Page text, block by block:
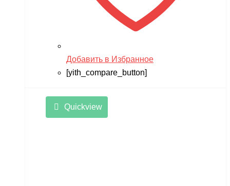
Добавить в Избранное
[yith_compare_button]
Quickview